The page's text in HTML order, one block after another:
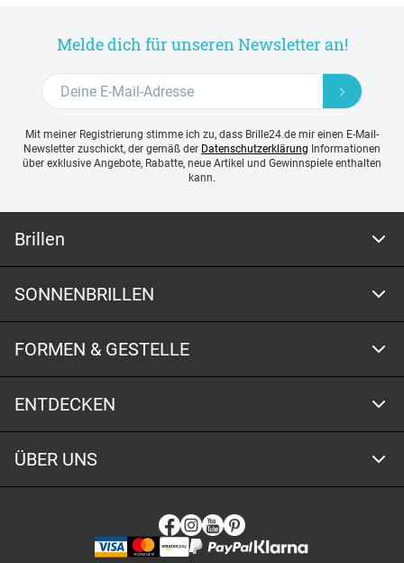
Melde dich für unseren Newsletter an!
Mit meiner Registrierung stimme ich zu, dass Brille24.de mir einen E-Mail-
Newsletter zuschickt, der gemäß der Datenschutzerklärung Informationen
über exklusive Angebote, Rabatte, neue Artikel und Gewinnspiele enthalten
kann.
Brillen
SONNENBRILLEN
FORMEN & GESTELLE
ENTDECKEN
ÜBER UNS